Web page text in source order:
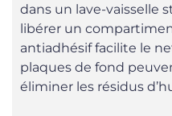
dans un lave-vaisselle
libérer un
antiadhésif facilite le
plaques de fond
éliminer les résidus